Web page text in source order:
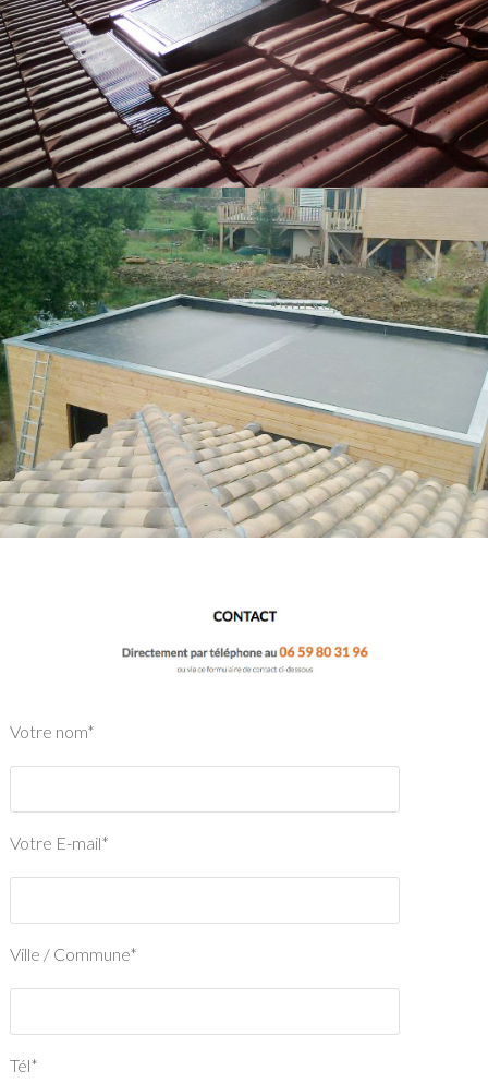
Votre nom*
Votre E-mail*
Ville / Commune*
Tél*